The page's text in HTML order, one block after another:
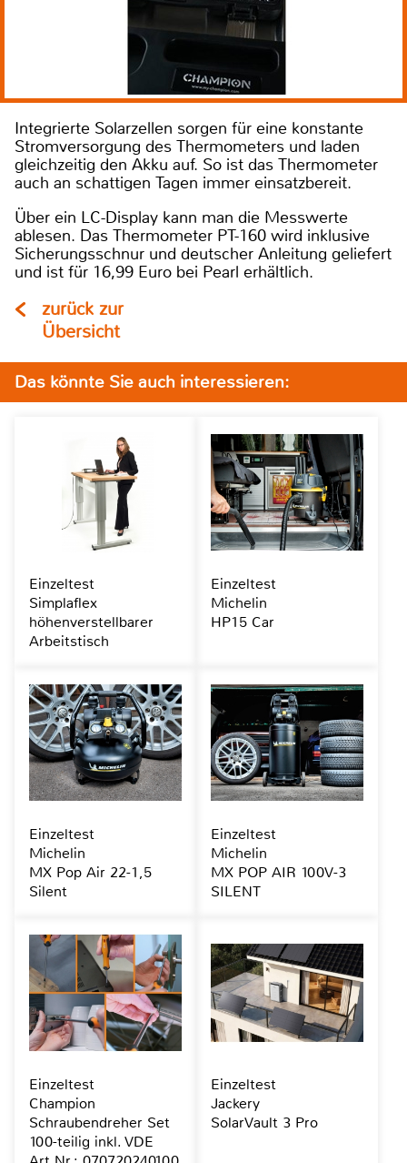
Integrierte Solarzellen sorgen für eine konstante
Stromversorgung des Thermometers und laden
gleichzeitig den Akku auf. So ist das Thermometer
auch an schattigen Tagen immer einsatzbereit.
Über ein LC-Display kann man die Messwerte
ablesen. Das Thermometer PT-160 wird inklusive
Sicherungsschnur und deutscher Anleitung geliefert
und ist für 16,99 Euro bei Pearl erhältlich.
zurück zur
Übersicht
Das könnte Sie auch interessieren:
Einzeltest
Simplaflex
höhenverstellbarer
Arbeitstisch
Einzeltest
Michelin
HP15 Car
Einzeltest
Michelin
MX Pop Air 22-1,5
Silent
Einzeltest
Michelin
MX POP AIR 100V-3
SILENT
Einzeltest
Champion
Schraubendreher Set
100-teilig inkl. VDE
Einzeltest
Jackery
SolarVault 3 Pro